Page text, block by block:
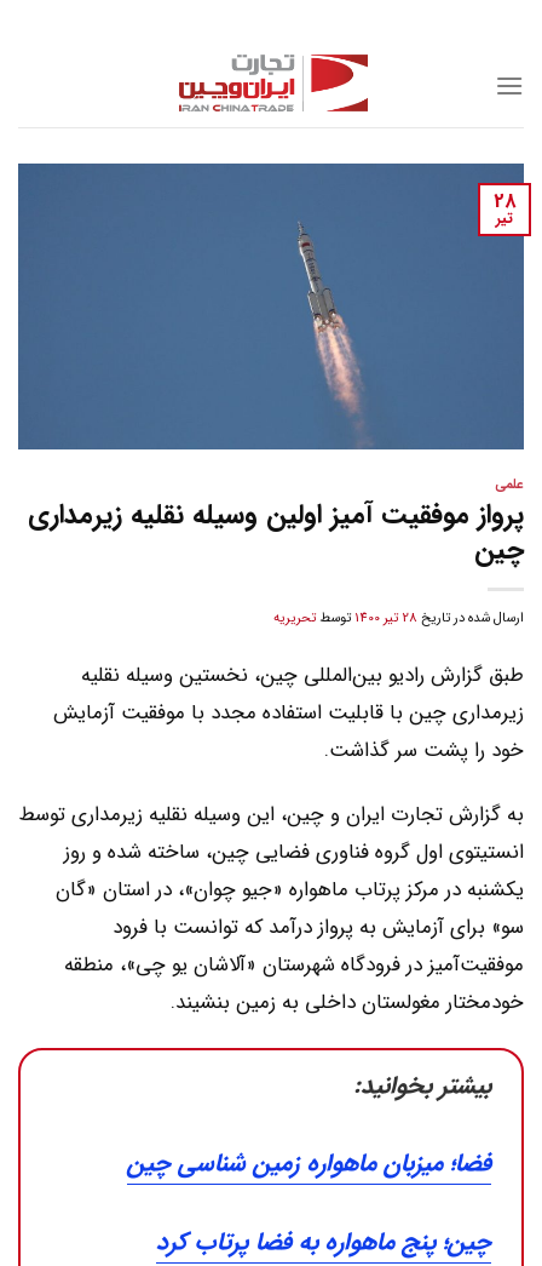
content
28
تیر
علمی
پرواز موفقیت آمیز اولین وسیله نقلیه زیرمداری
چین
ارسال شده در تاریخ 28 تیر 1400 توسطتحریریه
طبق گزارش رادیو بین‌المللی چین، نخستین وسیله نقلیه
زیرمداری چین با قابلیت استفاده مجدد با موفقیت آزمایش
خود را پشت سر گذاشت.
به گزارش تجارت ایران و چین، این وسیله نقلیه زیرمداری توسط
انستیتوی اول گروه فناوری فضایی چین، ساخته شده و روز
یکشنبه در مرکز پرتاب ماهواره «جیو چوان»، در استان «گان
سو» برای آزمایش به پرواز درآمد که توانست با فرود
موفقیت‌آمیز در فرودگاه شهرستان «آلاشان یو چی»، منطقه
خودمختار مغولستان داخلی به زمین بنشیند.
بیشتر بخوانید:
فضا؛ میزبان ماهواره زمین شناسی چین
چین؛ پنج ماهواره به فضا پرتاب کرد